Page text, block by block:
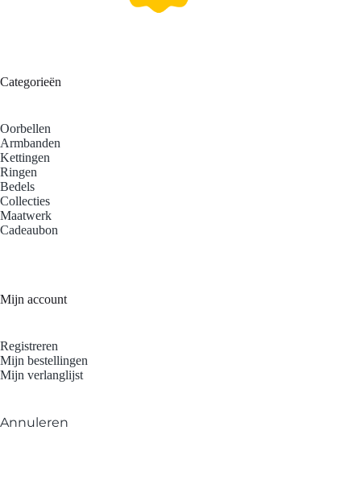
Categorieën
Oorbellen
Armbanden
Kettingen
Ringen
Bedels
Collecties
Maatwerk
Cadeaubon
Mijn account
Registreren
Mijn bestellingen
Mijn verlanglijst
Annuleren